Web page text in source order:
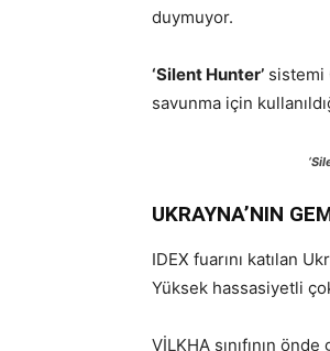
duymuyor.
‘Silent Hunter’ sistemi
savunma için
UKRAYNA’NIN
IDEX fuarını katılan
Yüksek hassasiyetli
VİLKHA sınıfının